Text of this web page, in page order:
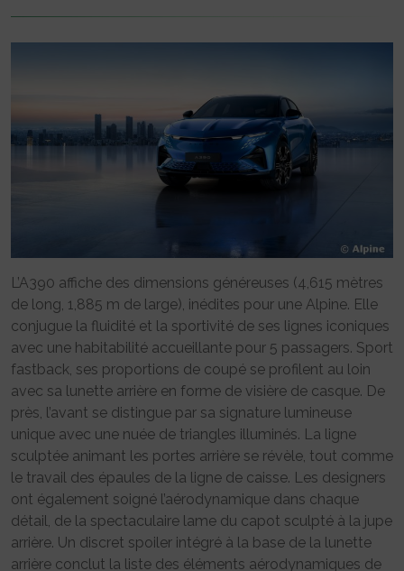
L’A390 affiche des dimensions généreuses (4,615 mètres
de long, 1,885 m de large), inédites pour une Alpine. Elle
conjugue la fluidité et la sportivité de ses lignes iconiques
avec une habitabilité accueillante pour 5 passagers. Sport
fastback, ses proportions de coupé se profilent au loin
avec sa lunette arrière en forme de visière de casque. De
près, l’avant se distingue par sa signature lumineuse
unique avec une nuée de triangles illuminés. La ligne
sculptée animant les portes arrière se révèle, tout comme
le travail des épaules de la ligne de caisse. Les designers
ont également soigné l’aérodynamique dans chaque
détail, de la spectaculaire lame du capot sculpté à la jupe
arrière. Un discret spoiler intégré à la base de la lunette
arrière conclut la liste des éléments aérodynamiques de